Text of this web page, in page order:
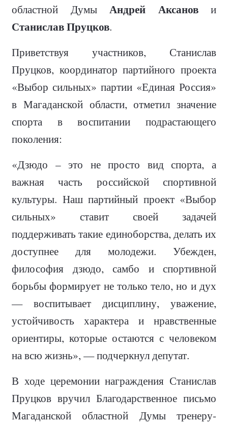
областной Думы Андрей Аксанови
Станислав Пруцков.
Приветствуя участников, Станислав
Пруцков, координатор партийного проекта
«Выбор сильных» партии «Единая Россия»
в Магаданской области, отметил значение
спорта в воспитании подрастающего
поколения:
«Дзюдо – это не просто вид спорта, а
важная часть российской спортивной
культуры. Наш партийный проект «Выбор
сильных» ставит своей задачей
поддерживать такие единоборства, делать их
доступнее для молодежи. Убежден,
философия дзюдо, самбо и спортивной
борьбы формирует не только тело, но и дух
— воспитывает дисциплину, уважение,
устойчивость характера и нравственные
ориентиры, которые остаются с человеком
на всю жизнь», — подчеркнул депутат.
В ходе церемонии награждения Станислав
Пруцков вручил Благодарственное письмо
Магаданской областной Думы тренеру-